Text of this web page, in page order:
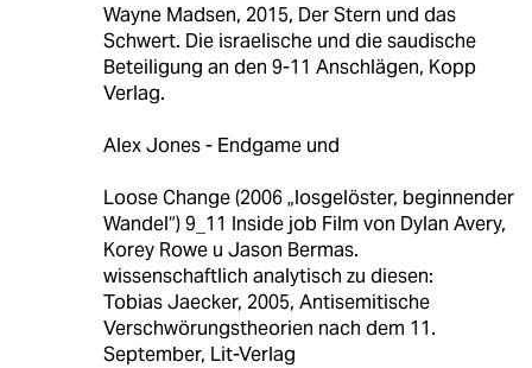
Wayne Madsen, 2015, Der Stern und das
Schwert. Die israelische und die saudische
Beteiligung an den 9-11 Anschlägen, Kopp
Verlag.
Alex Jones - Endgame und
Loose Change (2006 „losgelöster, beginnender
Wandel“) 9_11 Inside job Film von Dylan Avery,
Korey Rowe u Jason Bermas.
wissenschaftlich analytisch zu diesen:
Tobias Jaecker, 2005, Antisemitische
Verschwörungstheorien nach dem 11.
September, Lit-Verlag